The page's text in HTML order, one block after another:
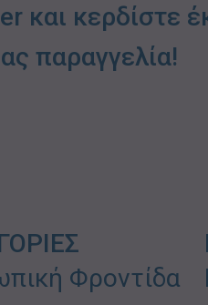
και κερδίστε
παραγγελία!
Φροντίδα